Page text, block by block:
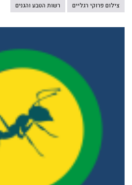
צילום פרוקי רגליים
רשות הטבע והגנים